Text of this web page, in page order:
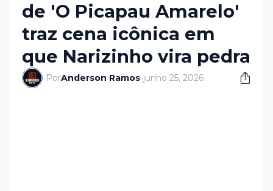
de 'O Picapau Amarelo'
traz cena icônica em
que Narizinho vira pedra
PorAnderson Ramos-junho 25, 2026